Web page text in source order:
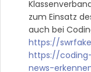
zum Einsatz
auch bei
https://
https://
news-